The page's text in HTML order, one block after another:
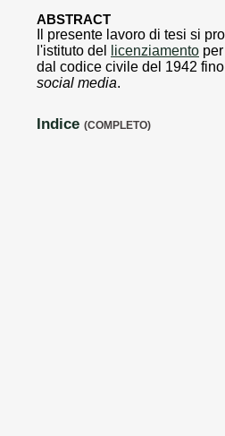
ABSTRACT
Il presente lavoro di tesi si
l'istituto del
licenziamento
dal codice civile del 1942
social media.
Indice (COMPLETO)